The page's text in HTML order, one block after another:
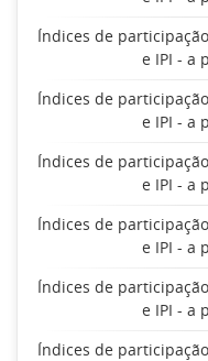
Índices de
e IPI - a
Índices de
e IPI - a
Índices de
e IPI - a
Índices de
e IPI - a
Índices de
e IPI - a
Índices de